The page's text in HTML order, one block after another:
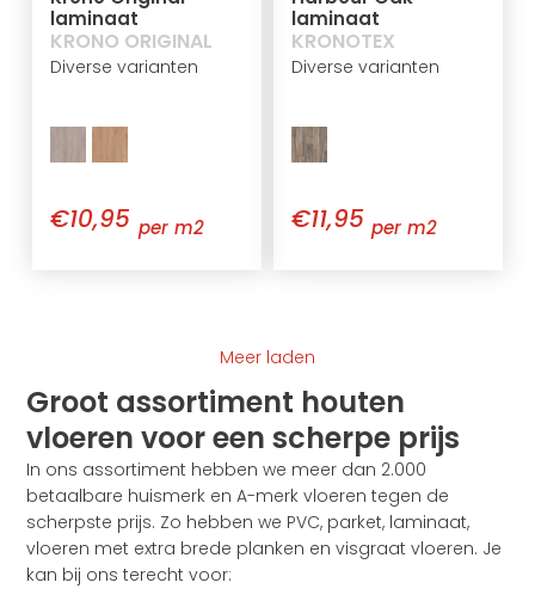
laminaat
KRONO ORIGINAL
Diverse varianten
€10,95 per m2
laminaat
KRONOTEX
Diverse varianten
€11,95 per m2
Meer laden
Groot assortiment houten
vloeren voor een scherpe prijs
In ons assortiment hebben we meer dan 2.000
betaalbare huismerk en A-merk vloeren tegen de
scherpste prijs. Zo hebben we PVC, parket, laminaat,
vloeren met extra brede planken en visgraat vloeren. Je
kan bij ons terecht voor: